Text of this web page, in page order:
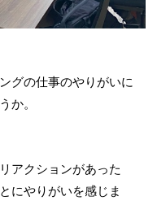
グの仕事のやりがいに
か。
アクションがあった
にやりがいを感じま